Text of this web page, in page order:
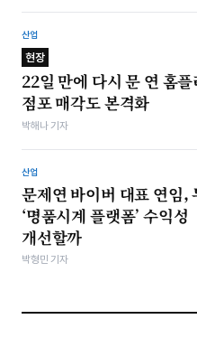
산업
현장
22일 만에 다시 문 연 홈
점포 매각도 본격화
박해나 기자
산업
문제연 바이버 대표 연임,
‘명품시계 플랫폼’ 수익성
개선할까
박형민 기자